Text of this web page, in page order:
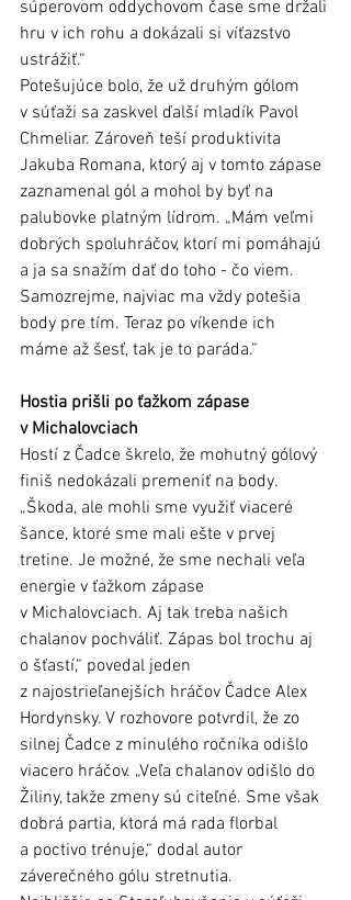
súperovom oddychovom čase sme držali
hru v ich rohu a dokázali si víťazstvo
ustrážiť.“
Potešujúce bolo, že už druhým gólom
v súťaži sa zaskvel ďalší mladík Pavol
Chmeliar. Zároveň teší produktivita
Jakuba Romana, ktorý aj v tomto zápase
zaznamenal gól a mohol by byť na
palubovke platným lídrom. „Mám veľmi
dobrých spoluhráčov, ktorí mi pomáhajú
a ja sa snažím dať do toho - čo viem.
Samozrejme, najviac ma vždy potešia
body pre tím. Teraz po víkende ich
máme až šesť, tak je to paráda.“
Hostia prišli po ťažkom zápase
v Michalovciach
Hostí z Čadce škrelo, že mohutný gólový
finiš nedokázali premeniť na body.
„Škoda, ale mohli sme využiť viaceré
šance, ktoré sme mali ešte v prvej
tretine. Je možné, že sme nechali veľa
energie v ťažkom zápase
v Michalovciach. Aj tak treba našich
chalanov pochváliť. Zápas bol trochu aj
o šťastí,“ povedal jeden
z najostrieľanejších hráčov Čadce Alex
Hordynsky. V rozhovore potvrdil, že zo
silnej Čadce z minulého ročníka odišlo
viacero hráčov. „Veľa chalanov odišlo do
Žiliny, takže zmeny sú citeľné. Sme však
dobrá partia, ktorá má rada florbal
a poctivo trénuje,“ dodal autor
záverečného gólu stretnutia.